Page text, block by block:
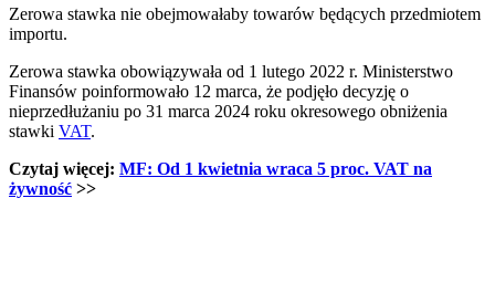
Zerowa stawka nie obejmowałaby towarów będących przedmiotem
importu.
Zerowa stawka obowiązywała od 1 lutego 2022 r. Ministerstwo
Finansów poinformowało 12 marca, że podjęło decyzję o
nieprzedłużaniu po 31 marca 2024 roku okresowego obniżenia
stawki VAT.
Czytaj więcej: MF: Od 1 kwietnia wraca 5 proc. VAT na
żywność >>